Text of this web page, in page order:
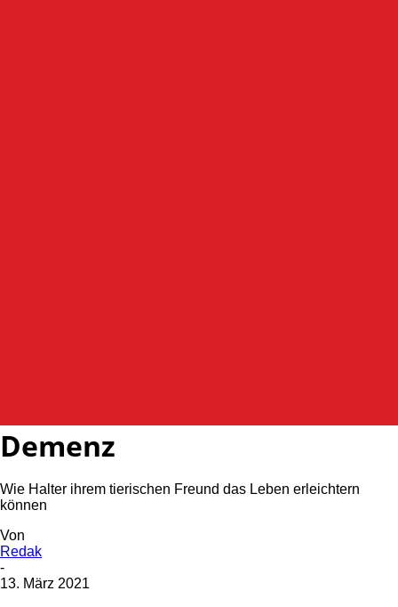
Demenz
Wie Halter ihrem tierischen Freund das Leben erleichtern
können
Von
Redak
-
13. März 2021